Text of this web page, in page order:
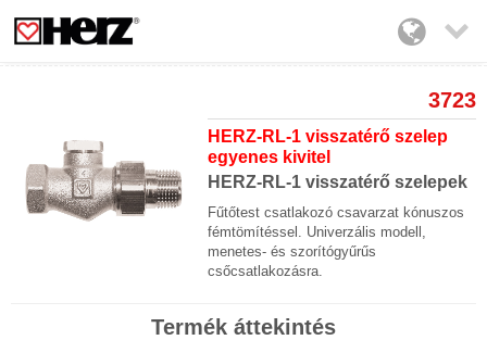

3723
HERZ-RL-1 visszatérő szelep
egyenes kivitel
HERZ-RL-1 visszatérő szelepek
Fűtőtest csatlakozó csavarzat kónuszos
fémtömítéssel. Univerzális modell,
menetes- és szorítógyűrűs
csőcsatlakozásra.
Termék áttekintés